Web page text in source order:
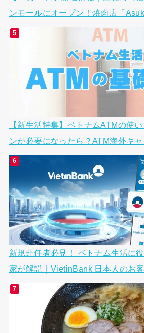
ンモールにオープン！焼肉店「
【新生活特集】ベトナムATMの使
ンが必要になったら？ATM海外キ
新規赴任者必見！ ベトナム生活に
家が解説｜VietinBank 日本人のお